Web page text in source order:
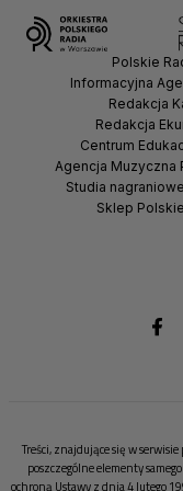
Polskie
Informacyjna
Redakcja
Redakcja
Centrum
Agencja Muzyczna
Studia
Sklep
Treści, znajdujące się w
poszczególne elementy
ochroną Ustawy z dnia 4 lutego